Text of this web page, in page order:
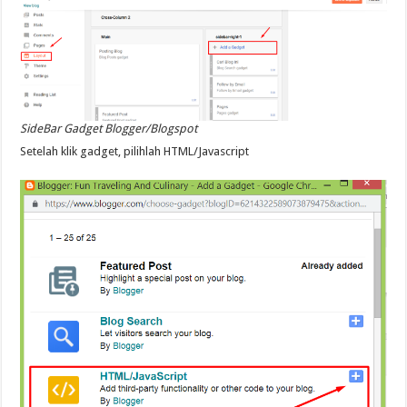
SideBar Gadget Blogger/Blogspot
Setelah klik gadget, pilihlah HTML/Javascript